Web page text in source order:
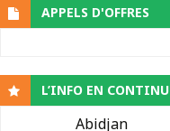
APPELS D'OFFRES
L’INFO EN CONTINU
Abidjan